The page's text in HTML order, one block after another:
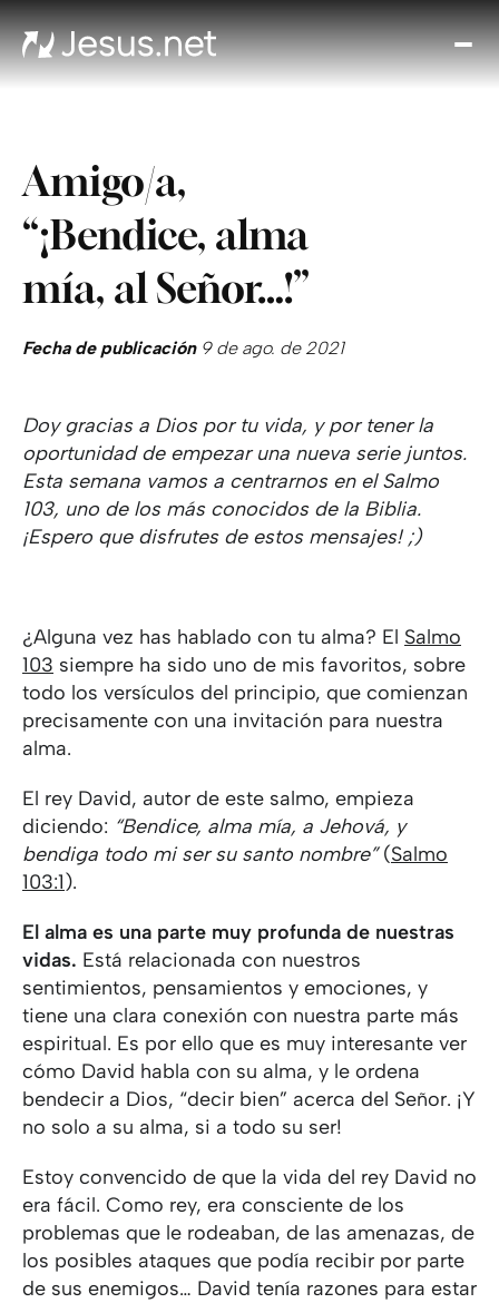
Amigo/a,
“¡Bendice, alma
mía, al Señor…!”
Fecha de publicación9 de ago. de 2021
Doy gracias a Dios por tu vida, y por tener la
oportunidad de empezar una nueva serie juntos.
Esta semana vamos a centrarnos en el Salmo
103, uno de los más conocidos de la Biblia.
¡Espero que disfrutes de estos mensajes! ;)
¿Alguna vez has hablado con tu alma? El Salmo
103 siempre ha sido uno de mis favoritos, sobre
todo los versículos del principio, que comienzan
precisamente con una invitación para nuestra
alma.
El rey David, autor de este salmo, empieza
diciendo: “Bendice, alma mía, a Jehová, y
bendiga todo mi ser su santo nombre”(Salmo
103:1).
El alma es una parte muy profunda de nuestras
vidas. Está relacionada con nuestros
sentimientos, pensamientos y emociones, y
tiene una clara conexión con nuestra parte más
espiritual. Es por ello que es muy interesante ver
cómo David habla con su alma, y le ordena
bendecir a Dios, “decir bien” acerca del Señor. ¡Y
no solo a su alma, si a todo su ser!
Estoy convencido de que la vida del rey David no
era fácil. Como rey, era consciente de los
problemas que le rodeaban, de las amenazas, de
los posibles ataques que podía recibir por parte
de sus enemigos… David tenía razones para estar